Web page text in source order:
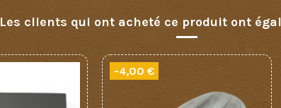
Les clients qui ont acheté ce produit ont
-4,00 €